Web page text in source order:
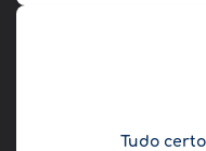
Tudo